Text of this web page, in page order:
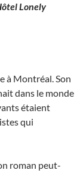
Lonely
à Montréal. Son
dans le monde
étaient
qui
roman peut-